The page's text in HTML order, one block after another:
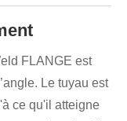
FLANGE est
Le tuyau est
ce qu'il atteigne